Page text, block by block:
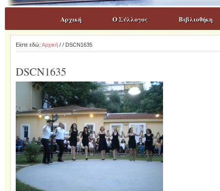
Αρχική Ο Σύλλογος Βιβλιοθήκη
Είστε εδώ: Αρχική/ / DSCN1635
DSCN1635